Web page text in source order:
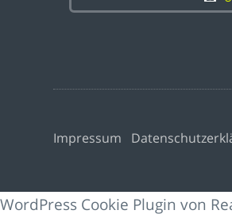
Impressum
WordPress Cookie Plugin von